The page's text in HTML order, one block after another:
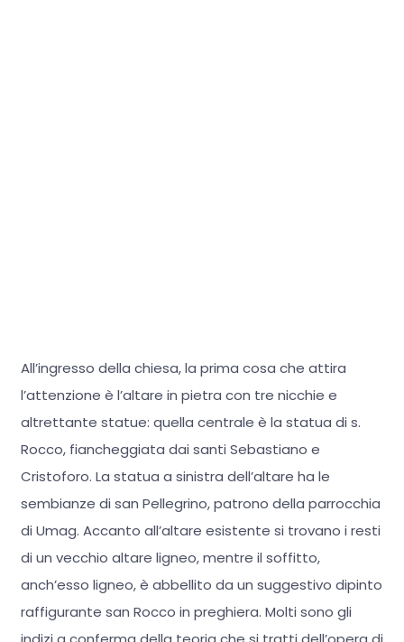
All’ingresso della chiesa, la prima cosa che attira
l’attenzione è l’altare in pietra con tre nicchie e
altrettante statue: quella centrale è la statua di s.
Rocco, fiancheggiata dai santi Sebastiano e
Cristoforo. La statua a sinistra dell’altare ha le
sembianze di san Pellegrino, patrono della parrocchia
di Umag. Accanto all’altare esistente si trovano i resti
di un vecchio altare ligneo, mentre il soffitto,
anch’esso ligneo, è abbellito da un suggestivo dipinto
raffigurante san Rocco in preghiera. Molti sono gli